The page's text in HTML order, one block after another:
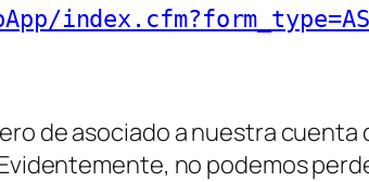
de asociado a nuestra
no podemos